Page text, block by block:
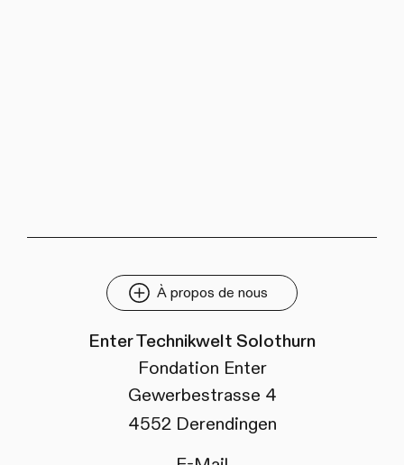
À propos de nous
Enter Technikwelt Solothurn
Fondation Enter
Gewerbestrasse 4
4552 Derendingen